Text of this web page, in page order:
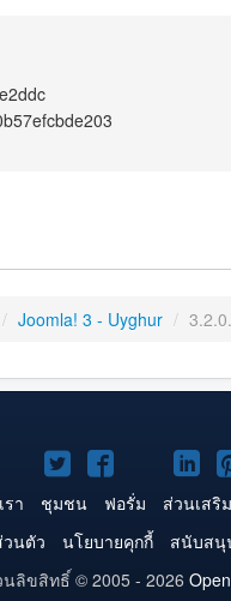
/ Joomla! 3 - Uyghur /
Joomla!
บน
Twitter
Joomla!
บน
Facebook
Joomla!
บน บน
รา ชุมชน ฟอรั่ม ส่วนเสริม
นตัว นโยบายคุกกี้ สนับสนุ
นลิขสิทธิ์ © 2005 - 2026